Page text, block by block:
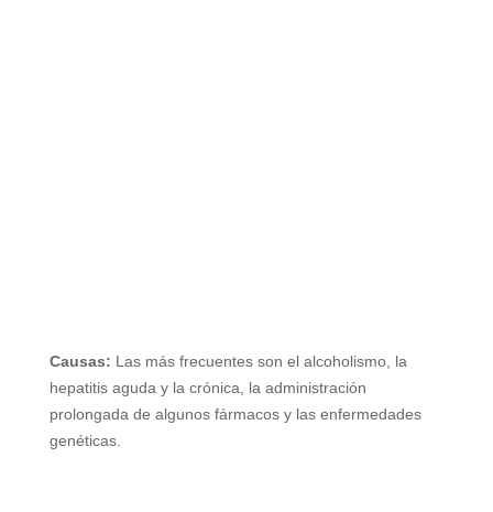
Causas: Las más frecuentes son el alcoholismo, la
hepatitis aguda y la crónica, la administración
prolongada de algunos fármacos y las enfermedades
genéticas.